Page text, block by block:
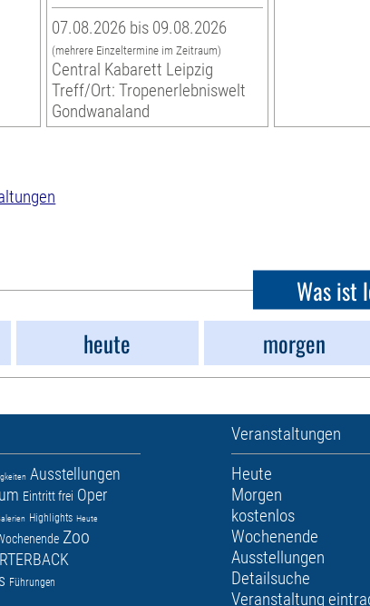
07.08.2026 bis 09.08.2026
(mehrere Einzeltermine im Zeitraum)
Central Kabarett Leipzig
Treff/Ort: Tropenerlebniswelt
Gondwanaland
Was ist
heute morgen
Ausstellungen
Eintritt frei Oper
Highlights Heute
Zoo
Führungen
Veranstaltungen
Heute
Morgen
kostenlos
Wochenende
Ausstellungen
Detailsuche
Veranstaltung